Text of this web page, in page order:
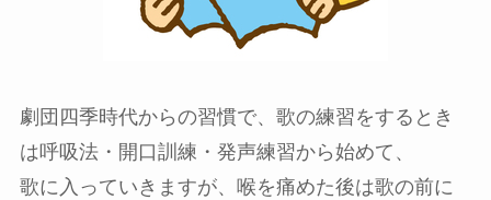
劇団四季時代からの習慣で、歌の練習をするとき
は呼吸法・開口訓練・発声練習から始めて、
歌に入っていきますが、喉を痛めた後は歌の前に